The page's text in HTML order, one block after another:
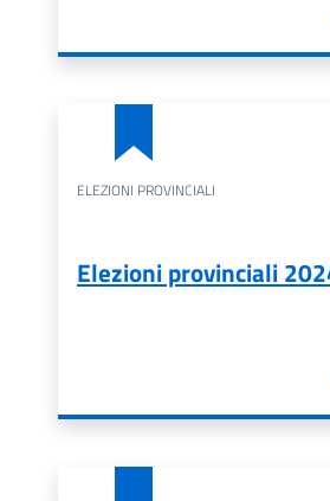
ELEZIONI PROVINCIALI
Elezioni provinciali